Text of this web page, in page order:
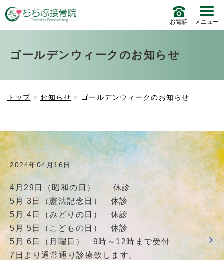
お電話 メニュー
ゴールデンウィークのお知らせ
トップ お知らせ ゴールデンウィークのお知らせ
2024年04月16日
4月29日（昭和の日） 休診
5月 3日（憲法記念日） 休診
5月 4日（みどりの日） 休診
5月 5日（こどもの日） 休診
5月 6日（月曜日） 9時～12時まで受付
7日より通常通り診療致します。